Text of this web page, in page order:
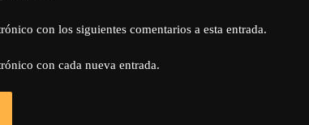
con los siguientes comentarios a esta entrada.
con cada nueva entrada.